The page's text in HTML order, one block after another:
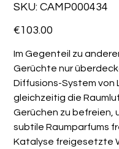
SKU: SKU
CAMP000434
CAMP000434
Price
€103.00
Im Gegenteil zu
Gerüchte nur
Diffusions-System von
gleichzeitig die
Gerüchen zu befreien,
subtile Raumparfums
Katalyse freigesetzte